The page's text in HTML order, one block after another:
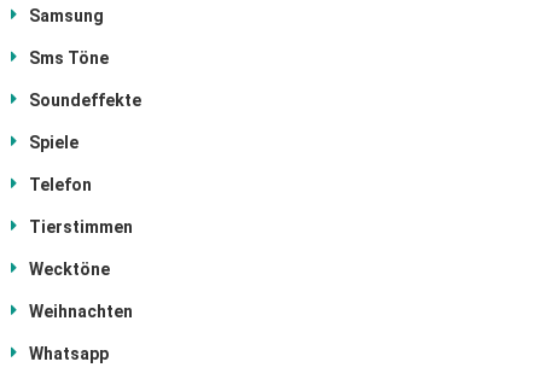
Samsung
Sms Töne
Soundeffekte
Spiele
Telefon
Tierstimmen
Wecktöne
Weihnachten
Whatsapp